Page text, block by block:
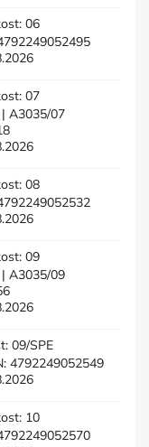
06
07
| A3035/07
08
09
| A3035/09
09/SPE
4792249052549
10